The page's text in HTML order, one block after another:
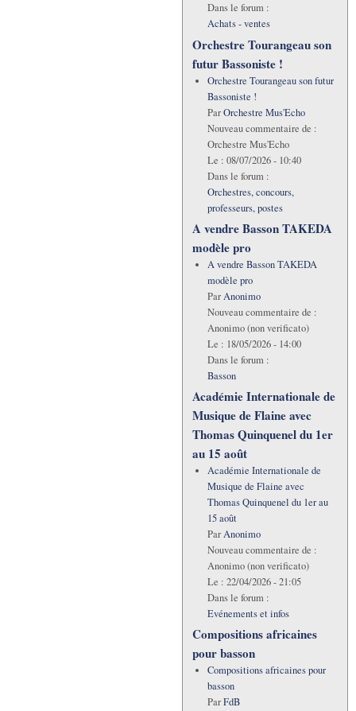
Dans le forum :
Achats - ventes
Orchestre Tourangeau son
futur Bassoniste !
Orchestre Tourangeau son futur
Bassoniste !
ParOrchestre Mus'Echo
Nouveau commentaire de :
Orchestre Mus'Echo
Le : 08/07/2026 - 10:40
Dans le forum :
Orchestres, concours,
professeurs, postes
A vendre Basson TAKEDA
modèle pro
A vendre Basson TAKEDA
modèle pro
ParAnonimo
Nouveau commentaire de :
Anonimo (non verificato)
Le : 18/05/2026 - 14:00
Dans le forum :
Basson
Académie Internationale de
Musique de Flaine avec
Thomas Quinquenel du 1er
au 15 août
Académie Internationale de
Musique de Flaine avec
Thomas Quinquenel du 1er au
15 août
ParAnonimo
Nouveau commentaire de :
Anonimo (non verificato)
Le : 22/04/2026 - 21:05
Dans le forum :
Evénements et infos
Compositions africaines
pour basson
Compositions africaines pour
basson
ParFdB